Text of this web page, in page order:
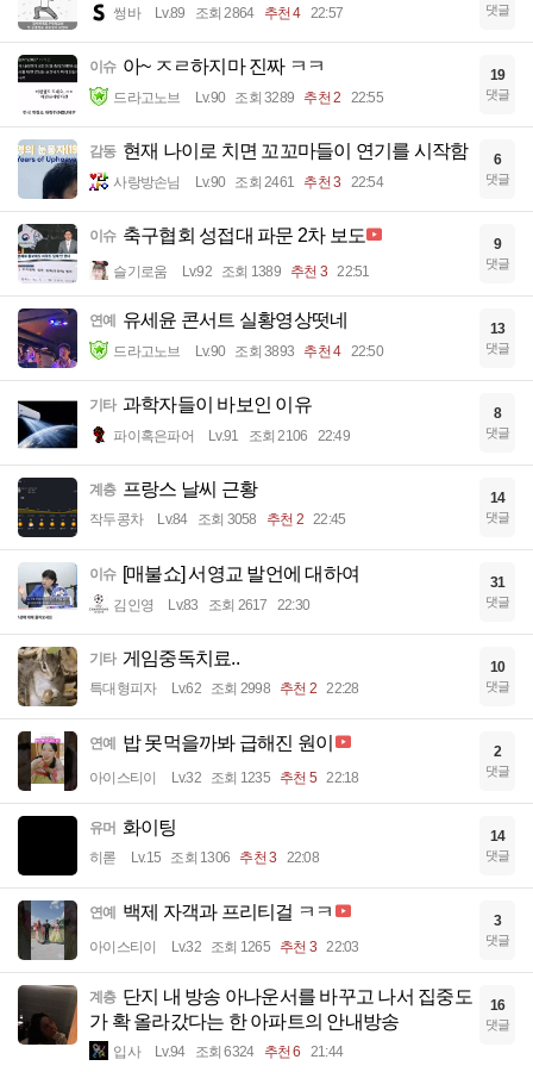
썽바 Lv.89 조회 2864 추천 4 22:57 댓글
이슈 아~ ㅈㄹ하지마 진짜 ㅋㅋ
드라고노브 Lv.90 조회 3289 추천 2 22:55
19
댓글
감동 현재 나이로 치면 꼬꼬마들이 연기를 시작함
사랑방손님 Lv.90 조회 2461 추천 3 22:54
6
댓글
이슈 축구협회 성접대 파문 2차 보도
슬기로움 Lv.92 조회 1389 추천 3 22:51
9
댓글
연예 유세윤 콘서트 실황영상떳네
드라고노브 Lv.90 조회 3893 추천 4 22:50
13
댓글
기타 과학자들이 바보인 이유
파이혹은파어 Lv.91 조회 2106 22:49
8
댓글
계층 프랑스 날씨 근황
작두콩차 Lv.84 조회 3058 추천 2 22:45
14
댓글
이슈 [매불쇼] 서영교 발언에 대하여
김인영 Lv.83 조회 2617 22:30
31
댓글
기타 게임중독치료..
특대형피자 Lv.62 조회 2998 추천 2 22:28
10
댓글
연예 밥 못먹을까봐 급해진 원이
아이스티이 Lv.32 조회 1235 추천 5 22:18
2
댓글
유머 화이팅
히롣 Lv.15 조회 1306 추천 3 22:08
14
댓글
연예 백제 자객과 프리티걸 ㅋㅋ
아이스티이 Lv.32 조회 1265 추천 3 22:03
3
댓글
계층 단지 내 방송 아나운서를 바꾸고 나서 집중도
가 확 올라갔다는 한 아파트의 안내방송
입사 Lv.94 조회 6324 추천 6 21:44
16
댓글